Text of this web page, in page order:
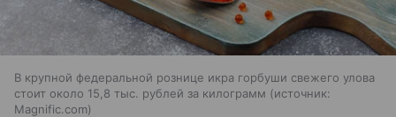
В крупной федеральной рознице икра горбуши свежего улова
стоит около 15,8 тыс. рублей за килограмм
источник:
Magnific.com